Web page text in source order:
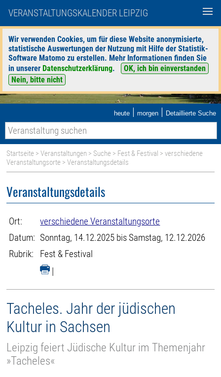
VERANSTALTUNGSKALENDER LEIPZIG
Wir verwenden Cookies, um für diese Website anonymisierte,
statistische Auswertungen der Nutzung mit Hilfe der Statistik-
Software Matomo zu erstellen. Mehr Informationen finden Sie
in unserer Datenschutzerklärung.
OK, ich bin einverstanden
Nein, bitte nicht
heute | morgen | Detaillierte Suche
Startseite >Veranstaltungen > Suche > Fest & Festival >verschiedene
Veranstaltungsorte > Veranstaltungsdetails
Veranstaltungsdetails
Ort:
verschiedene Veranstaltungsorte
Datum: Sonntag, 14.12.2025 bis Samstag, 12.12.2026
Rubrik:
Fest & Festival
|
Tacheles. Jahr der jüdischen
Kultur in Sachsen
Leipzig feiert Jüdische Kultur im Themenjahr
»Tacheles«